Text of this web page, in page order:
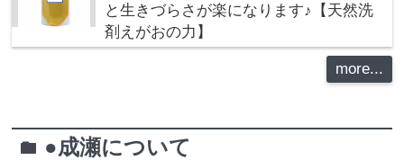
と生きづらさが楽になります♪【天然洗
剤えがおの力】
more...
folder ●成瀬について